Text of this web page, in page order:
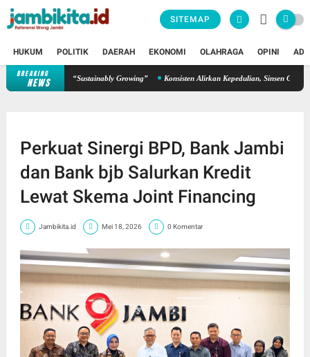
SITEMAP
HUKUM POLITIK DAERAH EKONOMI OLAHRAGA OPINI
BREAKING
NEWS
Semangat “Sustainably Growing” Konsisten Alirkan Kepedulian, Sinsen Gelar
Perkuat Sinergi BPD, Bank Jambi
dan Bank bjb Salurkan Kredit
Lewat Skema Joint Financing
Jambikita.id Mei 18, 2026 0 Komentar